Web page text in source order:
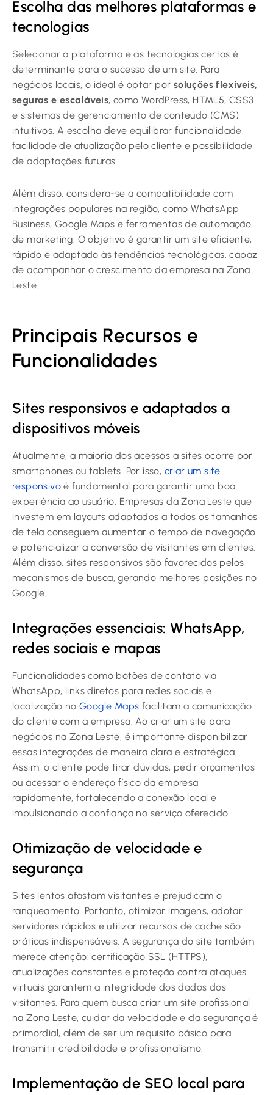
Escolha das melhores plataformas e
tecnologias
Selecionar a plataforma e as tecnologias certas é
determinante para o sucesso de um site. Para
negócios locais, o ideal é optar por soluções flexíveis,
seguras e escaláveis, como WordPress, HTML5, CSS3
e sistemas de gerenciamento de conteúdo (CMS)
intuitivos. A escolha deve equilibrar funcionalidade,
facilidade de atualização pelo cliente e possibilidade
de adaptações futuras.
Além disso, considera-se a compatibilidade com
integrações populares na região, como WhatsApp
Business, Google Maps e ferramentas de automação
de marketing. O objetivo é garantir um site eficiente,
rápido e adaptado às tendências tecnológicas, capaz
de acompanhar o crescimento da empresa na Zona
Leste.
Principais Recursos e
Funcionalidades
Sites responsivos e adaptados a
dispositivos móveis
Atualmente, a maioria dos acessos a sites ocorre por
smartphones ou tablets. Por isso, criar um site
responsivo é fundamental para garantir uma boa
experiência ao usuário. Empresas da Zona Leste que
investem em layouts adaptados a todos os tamanhos
de tela conseguem aumentar o tempo de navegação
e potencializar a conversão de visitantes em clientes.
Além disso, sites responsivos são favorecidos pelos
mecanismos de busca, gerando melhores posições no
Google.
Integrações essenciais: WhatsApp,
redes sociais e mapas
Funcionalidades como botões de contato via
WhatsApp, links diretos para redes sociais e
localização noGoogle Maps facilitam a comunicação
do cliente com a empresa. Ao criar um site para
negócios na Zona Leste, é importante disponibilizar
essas integrações de maneira clara e estratégica.
Assim, o cliente pode tirar dúvidas, pedir orçamentos
ou acessar o endereço físico da empresa
rapidamente, fortalecendo a conexão local e
impulsionando a confiança no serviço oferecido.
Otimização de velocidade e
segurança
Sites lentos afastam visitantes e prejudicam o
ranqueamento. Portanto, otimizar imagens, adotar
servidores rápidos e utilizar recursos de cache são
práticas indispensáveis. A segurança do site também
merece atenção: certificação SSL (HTTPS),
atualizações constantes e proteção contra ataques
virtuais garantem a integridade dos dados dos
visitantes. Para quem busca criar um site profissional
na Zona Leste, cuidar da velocidade e da segurança é
primordial, além de ser um requisito básico para
transmitir credibilidade e profissionalismo.
Implementação de SEO local para